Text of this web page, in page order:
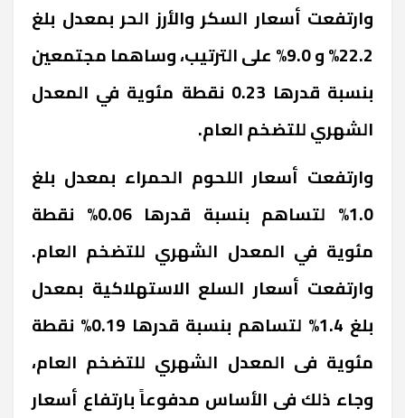
وارتفعت أسعار السكر والأرز الحر بمعدل بلغ
22.2% و 9.0% على الترتيب، وساهما مجتمعين
بنسبة قدرها 0.23 نقطة مئوية في المعدل
الشهري للتضخم العام.
وارتفعت أسعار اللحوم الحمراء بمعدل بلغ
1.0% لتساهم بنسبة قدرها 0.06% نقطة
مئوية في المعدل الشهري للتضخم العام.
وارتفعت أسعار السلع الاستهلاكية بمعدل
بلغ 1.4% لتساهم بنسبة قدرها 0.19% نقطة
مئوية فى المعدل الشهري للتضخم العام،
وجاء ذلك فى الأساس مدفوعاً بارتفاع أسعار